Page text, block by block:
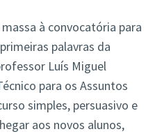
à convocatória para
palavras da
Luís Miguel
para os Assuntos
simples, persuasivo e
aos novos alunos,